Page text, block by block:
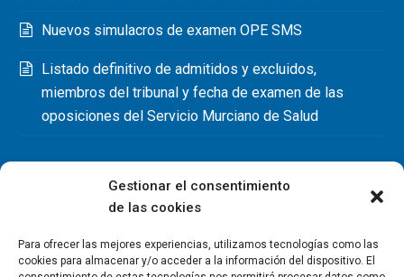
Gestionar el consentimiento
de las cookies
Para ofrecer las mejores experiencias, utilizamos tecnologías como las
cookies para almacenar y/o acceder a la información del dispositivo. El
Nuevos simulacros de examen OPE SMS
Listado definitivo de admitidos y excluidos,
miembros del tribunal y fecha de examen de las
oposiciones del Servicio Murciano de Salud